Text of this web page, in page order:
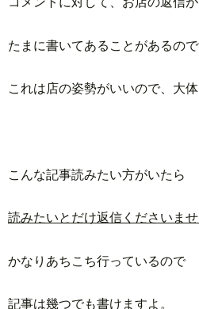
たまに書いてあることがあるの
これは店の姿勢がいいので、大体
こんな記事読みたい方がいたら
読みたいとだけ返信くださいませ
かなりあちこち行っているので
記事は幾つでも書けますよ。